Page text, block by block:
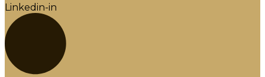
Linkedin-in